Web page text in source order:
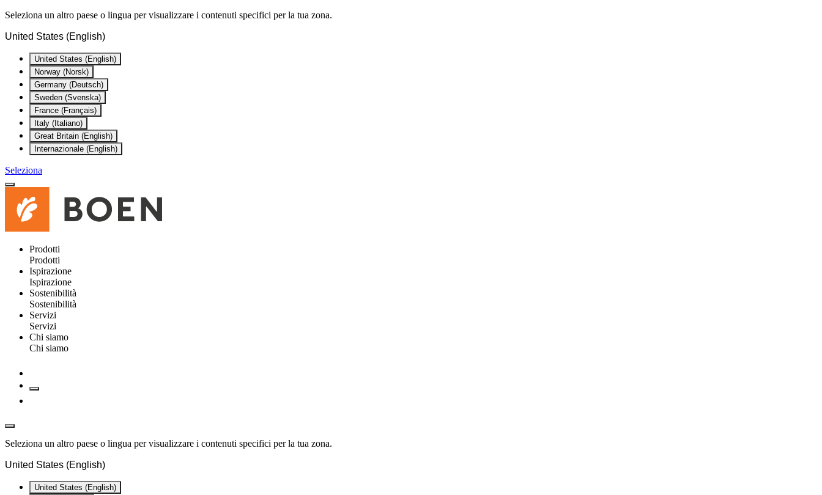
Seleziona un altro paese o lingua per visualizzare i contenuti specifici per la tua zona.
United States (English)
United States (English)
Norway (Norsk)
Germany (Deutsch)
Sweden (Svenska)
France (Français)
Italy (Italiano)
Great Britain (English)
Internazionale (English)
Seleziona
Prodotti
Prodotti
Ispirazione
Ispirazione
Sostenibilità
Sostenibilità
Servizi
Servizi
Chi siamo
Chi siamo
Seleziona un altro paese o lingua per visualizzare i contenuti specifici per la tua zona.
United States (English)
United States (English)